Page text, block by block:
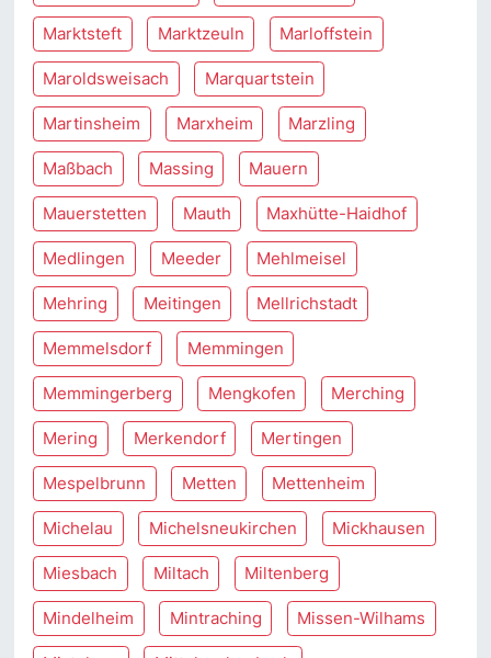
Marktsteft Marktzeuln Marloffstein
Maroldsweisach Marquartstein
Martinsheim Marxheim Marzling
Maßbach Massing Mauern
Mauerstetten Mauth Maxhütte-Haidhof
Medlingen Meeder Mehlmeisel
Mehring Meitingen Mellrichstadt
Memmelsdorf Memmingen
Memmingerberg Mengkofen Merching
Mering Merkendorf Mertingen
Mespelbrunn Metten Mettenheim
Michelau Michelsneukirchen Mickhausen
Miesbach Miltach Miltenberg
Mindelheim Mintraching Missen-Wilhams